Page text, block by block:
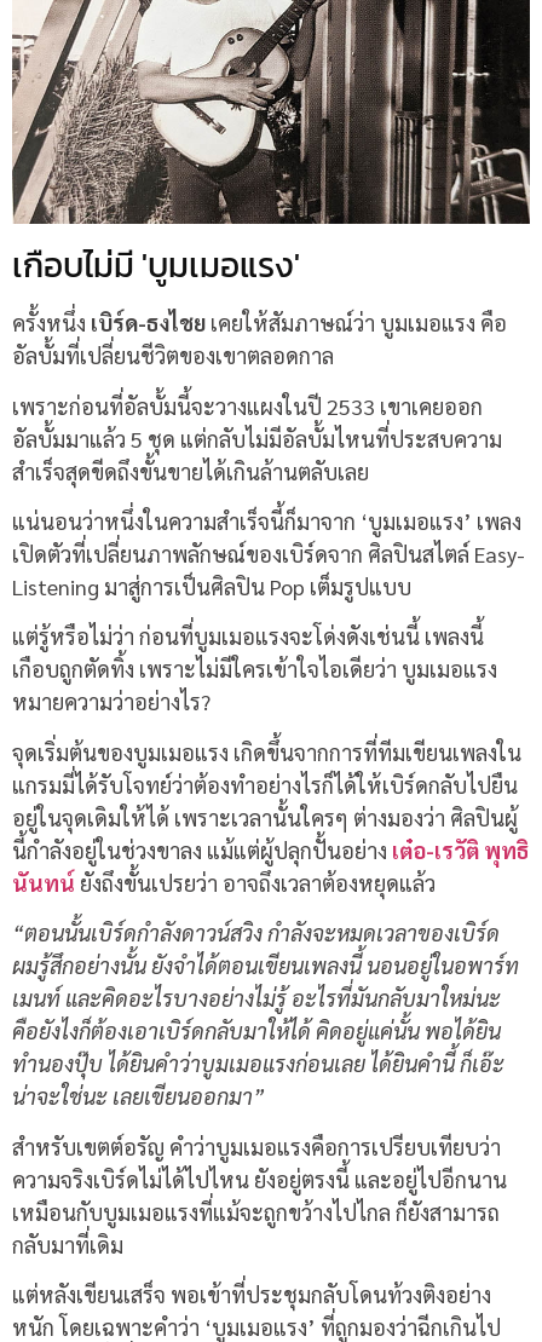
เกือบไม่มี 'บูมเมอแรง'
ครั้งหนึ่ง เบิร์ด-ธงไชย เคยให้สัมภาษณ์ว่า บูมเมอแรง คือ
อัลบั้มที่เปลี่ยนชีวิตของเขาตลอดกาล
เพราะก่อนที่อัลบั้มนี้จะวางแผงในปี 2533 เขาเคยออก
อัลบั้มมาแล้ว 5 ชุด แต่กลับไม่มีอัลบั้มไหนที่ประสบความ
สำเร็จสุดขีดถึงขั้นขายได้เกินล้านตลับเลย
แน่นอนว่าหนึ่งในความสำเร็จนี้ก็มาจาก ‘บูมเมอแรง’ เพลง
เปิดตัวที่เปลี่ยนภาพลักษณ์ของเบิร์ดจาก ศิลปินสไตล์ Easy-
Listening มาสู่การเป็นศิลปิน Pop เต็มรูปแบบ
แต่รู้หรือไม่ว่า ก่อนที่บูมเมอแรงจะโด่งดังเช่นนี้ เพลงนี้
เกือบถูกตัดทิ้ง เพราะไม่มีใครเข้าใจไอเดียว่า บูมเมอแรง
หมายความว่าอย่างไร?
จุดเริ่มต้นของบูมเมอแรง เกิดขึ้นจากการที่ทีมเขียนเพลงใน
แกรมมี่ได้รับโจทย์ว่าต้องทำอย่างไรก็ได้ให้เบิร์ดกลับไปยืน
อยู่ในจุดเดิมให้ได้ เพราะเวลานั้นใครๆ ต่างมองว่า ศิลปินผู้
นี้กำลังอยู่ในช่วงขาลง แม้แต่ผู้ปลุกปั้นอย่าง เต๋อ-เรวัติ พุทธิ
นันทน์ ยังถึงขั้นเปรยว่า อาจถึงเวลาต้องหยุดแล้ว
“ตอนนั้นเบิร์ดกำลังดาวน์สวิง กำลังจะหมดเวลาของเบิร์ด
ผมรู้สึกอย่างนั้น ยังจำได้ตอนเขียนเพลงนี้ นอนอยู่ในอพาร์ท
เมนท์ และคิดอะไรบางอย่างไม่รู้ อะไรที่มันกลับมาใหม่นะ
คือยังไงก็ต้องเอาเบิร์ดกลับมาให้ได้ คิดอยู่แค่นั้น พอได้ยิน
ทำนองปุ๊บ ได้ยินคำว่าบูมเมอแรงก่อนเลย ได้ยินคำนี้ ก็เอ๊ะ
น่าจะใช่นะ เลยเขียนออกมา”
สำหรับเขตต์อรัญ คำว่าบูมเมอแรงคือการเปรียบเทียบว่า
ความจริงเบิร์ดไม่ได้ไปไหน ยังอยู่ตรงนี้ และอยู่ไปอีกนาน
เหมือนกับบูมเมอแรงที่แม้จะถูกขว้างไปไกล ก็ยังสามารถ
กลับมาที่เดิม
แต่หลังเขียนเสร็จ พอเข้าที่ประชุมกลับโดนท้วงติงอย่าง
หนัก โดยเฉพาะคำว่า ‘บูมเมอแรง’ ที่ถูกมองว่าฉีกเกินไป